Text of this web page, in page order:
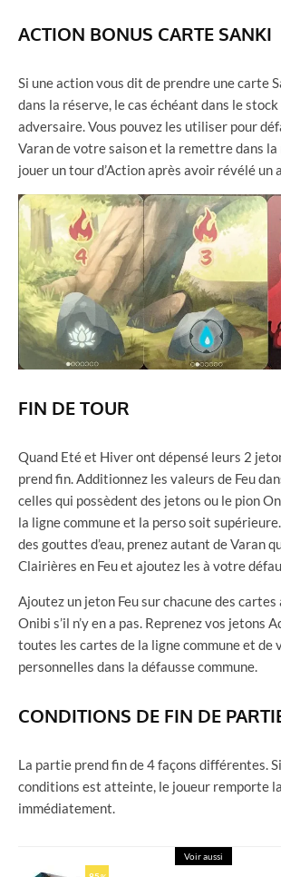
ACTION BONUS CARTE SANKI
Si une action vous dit de prendre une carte
dans la réserve, le cas échéant dans le
adversaire. Vous pouvez les utiliser pour
Varan de votre saison et la remettre dans
jouer un tour d’Action après avoir révélé un
FIN DE TOUR
Quand Eté et Hiver ont dépensé leurs 2
prend fin. Additionnez les valeurs de Feu
celles qui possèdent des jetons ou le pion
la ligne commune et la perso soit supérieure.
des gouttes d’eau, prenez autant de Varan
Clairières en Feu et ajoutez les à votre
Ajoutez un jeton Feu sur chacune des cartes
Onibi s’il n’y en a pas. Reprenez vos jetons
toutes les cartes de la ligne commune et de
personnelles dans la défausse commune.
CONDITIONS DE FIN DE
La partie prend fin de 4 façons différentes. Si
conditions est atteinte, le joueur remporte
immédiatement.
Voir aussi